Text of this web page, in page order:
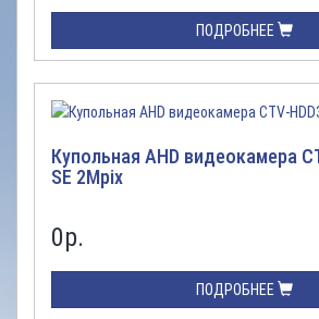
ПОДРОБНЕЕ
Купольная AHD видеокамера
SE 2Mpix
0р.
ПОДРОБНЕЕ